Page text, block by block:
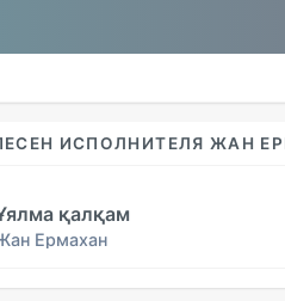
ИСПОЛНИТЕЛЯ ЖАН
қалқам
Ермахан